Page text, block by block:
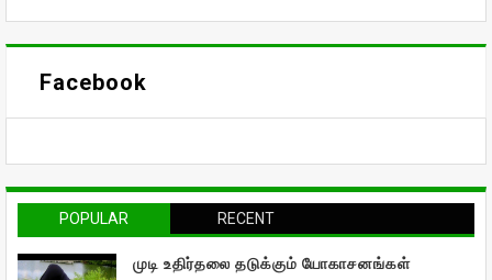
Facebook
POPULAR RECENT
முடி உதிர்தலை தடுக்கும் யோகாசனங்கள்